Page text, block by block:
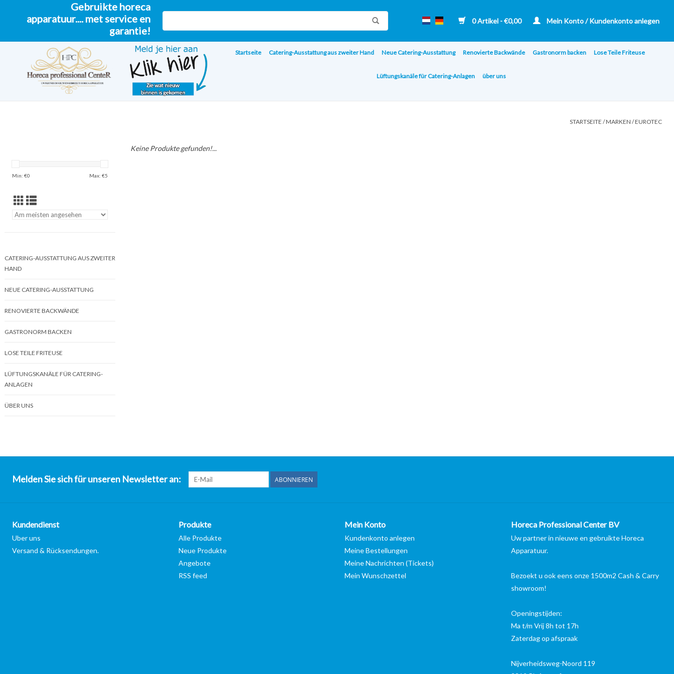
Gebruikte horeca
apparatuur.... met service en
garantie!
0 Artikel - €0,00 Mein Konto / Kundenkonto anlegen
Startseite Catering-Ausstattung aus zweiter Hand Neue Catering-Ausstattung Renovierte Backwände Gastronorm backen Lose Teile Friteuse
Lüftungskanäle für Catering-Anlagen über uns
STARTSEITE /MARKEN /EUROTEC
Min: €0 Max: €5
CATERING-AUSSTATTUNG AUS ZWEITER
HAND
NEUE CATERING-AUSSTATTUNG
RENOVIERTE BACKWÄNDE
GASTRONORM BACKEN
LOSE TEILE FRITEUSE
LÜFTUNGSKANÄLE FÜR CATERING-
ANLAGEN
ÜBER UNS
Keine Produkte gefunden!...
Melden Sie sich für unseren Newsletter an: ABONNIEREN
Kundendienst
Uber uns
Versand & Rücksendungen.
Produkte
Alle Produkte
Neue Produkte
Angebote
RSS feed
Mein Konto
Kundenkonto anlegen
Meine Bestellungen
Meine Nachrichten (Tickets)
Mein Wunschzettel
Horeca Professional Center BV
Uw partner in nieuwe en gebruikte Horeca
Apparatuur.
Bezoekt u ook eens onze 1500m2 Cash & Carry
showroom!
Openingstijden:
Ma t/m Vrij 8h tot 17h
Zaterdag op afspraak
Nijverheidsweg-Noord 119